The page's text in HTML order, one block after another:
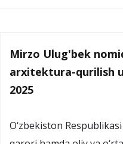
Mirzo Ulug'bek
arxitektura-qurilish
2025
O‘zbekiston